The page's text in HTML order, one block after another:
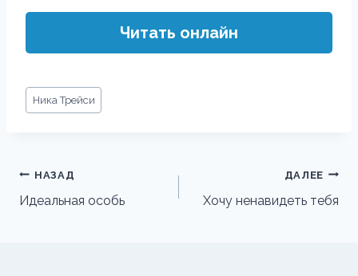
Читать онлайн
Метки
записи:
Ника Трейси
Навигация
по
НАЗАД
Идеальная особь
ДАЛЕЕ
Хочу ненавидеть тебя